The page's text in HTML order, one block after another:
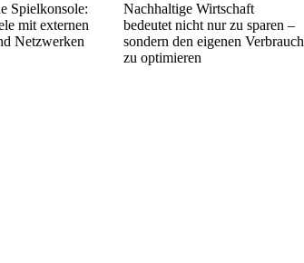
Spielkonsole:
mit externen
Netzwerken
Nachhaltige Wirtschaft
bedeutet nicht nur zu sparen –
sondern den eigenen Verbrauch
zu optimieren